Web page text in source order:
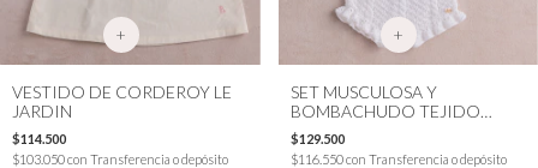
+
VESTIDO DE CORDEROY LE
JARDIN
$114.500
$103.050con Transferencia o depósito
+
SET MUSCULOSA Y
BOMBACHUDO TEJIDO
SARAH
$129.500
$116.550con Transferencia o depósito